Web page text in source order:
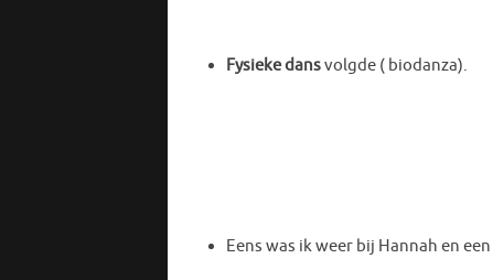
Fysieke dansvolgde ( biodanza).
Eens was ik weer bij Hannah en